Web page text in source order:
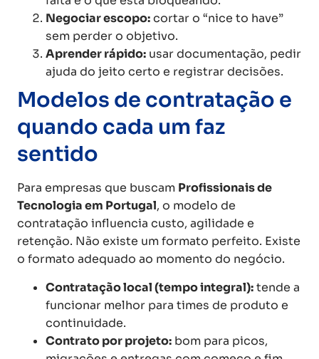
Negociar escopo:cortar o “nice to have”
sem perder o objetivo.
Aprender rápido: usar documentação, pedir
ajuda do jeito certo e registrar decisões.
Modelos de contratação e
quando cada um faz
sentido
Para empresas que buscam Profissionais de
Tecnologia em Portugal, o modelo de
contratação influencia custo, agilidade e
retenção. Não existe um formato perfeito. Existe
o formato adequado ao momento do negócio.
Contratação local (tempo integral):tende a
funcionar melhor para times de produto e
continuidade.
Contrato por projeto: bom para picos,